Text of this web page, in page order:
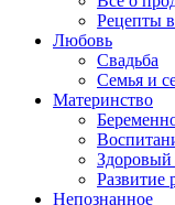
Рецепты
Любовь
Свадьба
Семья и
Материнство
Развитие
Непознанное